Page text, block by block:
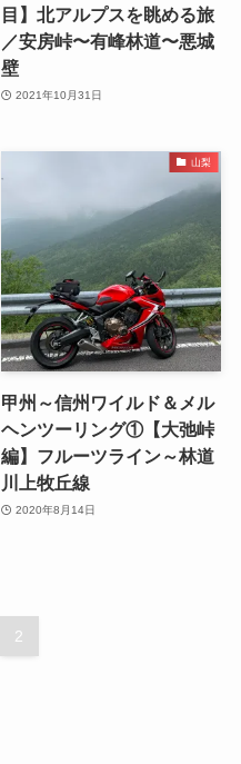
目】北アルプスを眺める旅
／安房峠〜有峰林道〜悪城
壁
2021年10月31日
山梨
甲州～信州ワイルド＆メル
ヘンツーリング①【大弛峠
編】フルーツライン～林道
川上牧丘線
2020年8月14日
2